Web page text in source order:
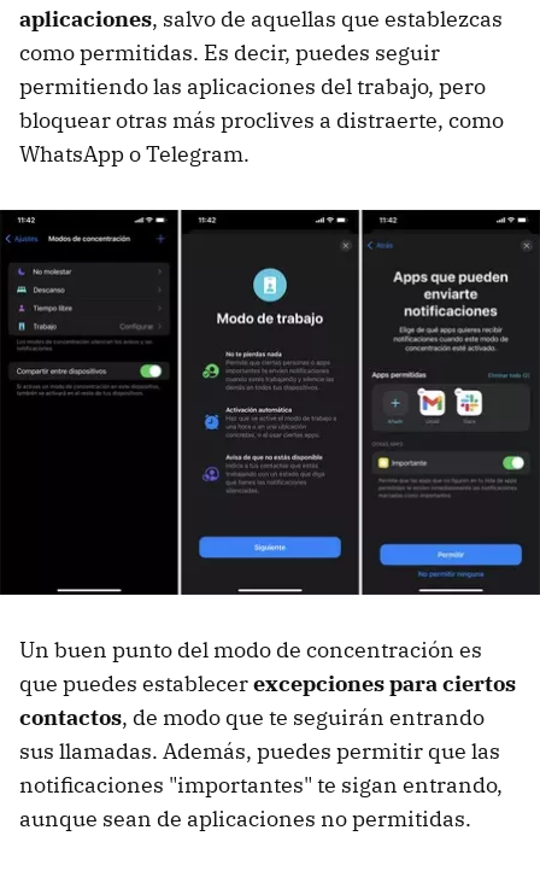
aplicaciones, salvo de aquellas que establezcas
como permitidas. Es decir, puedes seguir
permitiendo las aplicaciones del trabajo, pero
bloquear otras más proclives a distraerte, como
WhatsApp o Telegram.
Un buen punto del modo de concentración es
que puedes establecerexcepciones para ciertos
contactos, de modo que te seguirán entrando
sus llamadas. Además, puedes permitir que las
notificaciones "importantes" te sigan entrando,
aunque sean de aplicaciones no permitidas.